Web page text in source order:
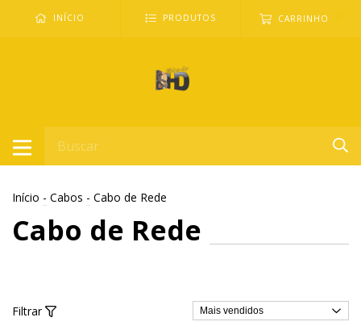
INÍCIO PRODUTOS CARRINHO
Início - Cabos - Cabo de Rede
Cabo de Rede
Filtrar